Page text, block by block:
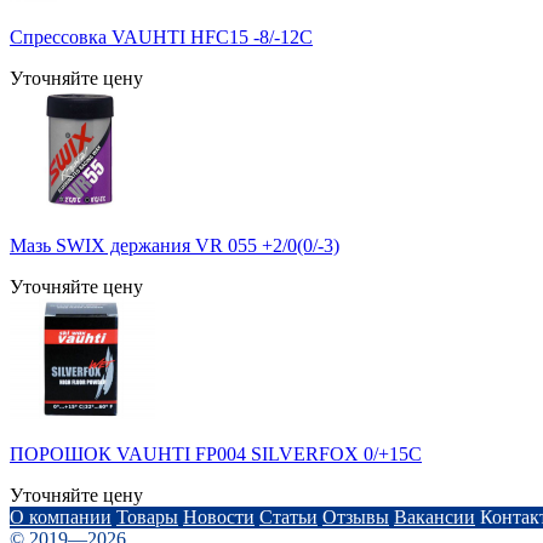
Спрессовка VAUHTI HFC15 -8/-12С
Уточняйте цену
Мазь SWIX держания VR 055 +2/0(0/-3)
Уточняйте цену
ПОРОШОК VAUHTI FP004 SILVERFOX 0/+15С
Уточняйте цену
О компании Товары Новости Статьи Отзывы Вакансии
© 2019—2026